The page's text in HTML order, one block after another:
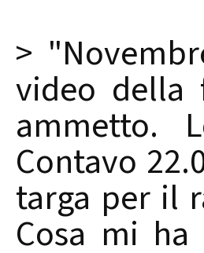
>
video della
ammetto.
Contavo
targa per il
Cosa mi